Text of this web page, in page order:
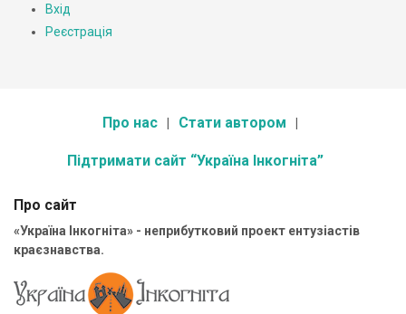
Вхід
Реєстрація
Про нас Стати автором
Підтримати сайт “Україна Інкогніта”
Про сайт
«Україна Інкогніта» - неприбутковий проект ентузіастів
краєзнавства.